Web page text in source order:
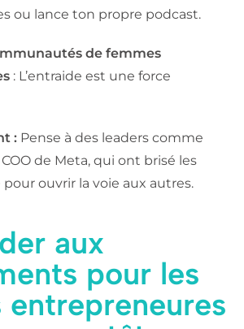
ou lance ton propre podcast.
de femmes
: L’entraide est une force
: Pense à des leaders comme
de Meta, qui ont brisé les
ouvrir la voie aux autres.
aux
pour les
entrepreneures